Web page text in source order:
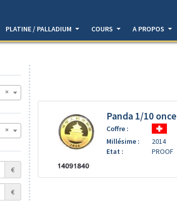
PLATINE / PALLADIUM COURS A PROPOS
€
€
Panda 1/10 once
Coffre :
Millésime :
2014
Etat :
PROOF